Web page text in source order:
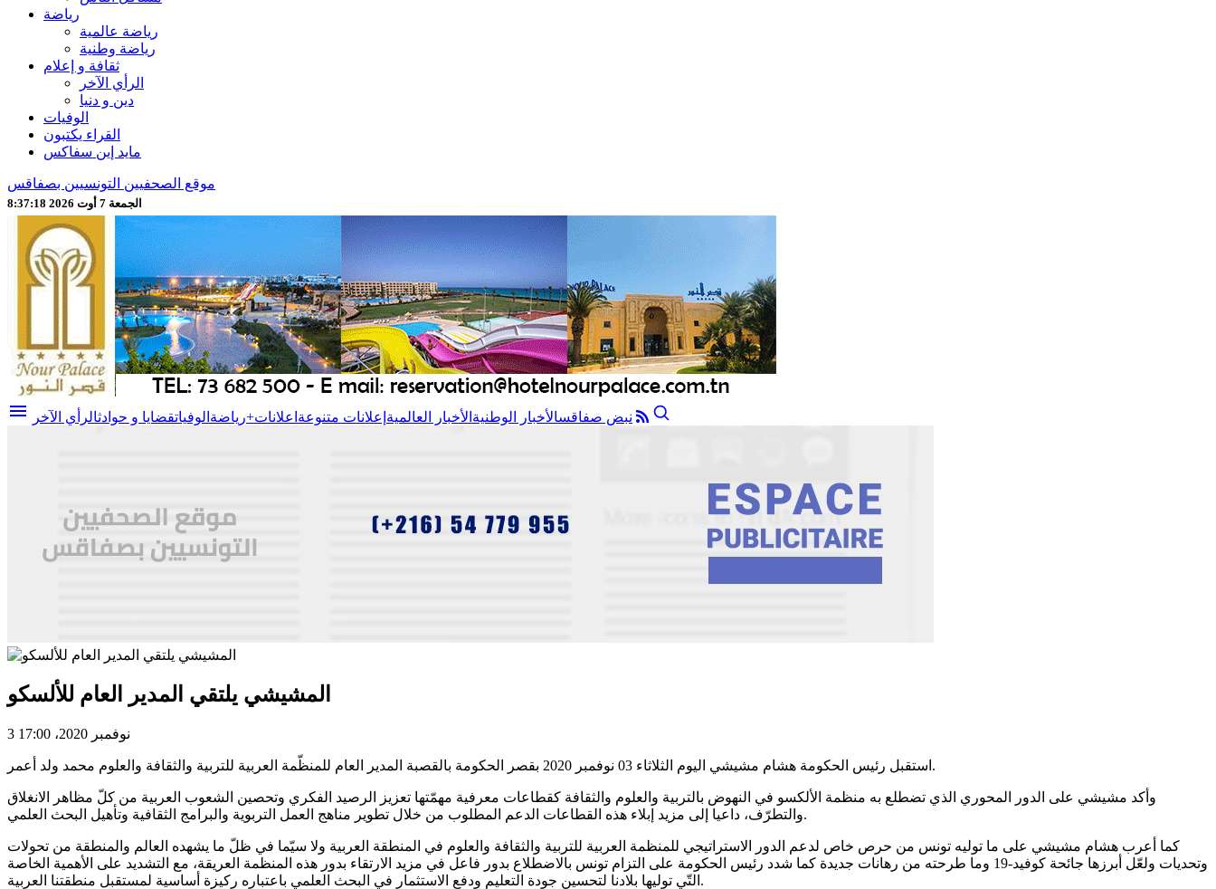
رياضة
رياضة عالمية
رياضة وطنية
ثقافة و إعلام
الرأي الآخر
دين و دنيا
الوفيات
القراء يكتبون
مايد إين سفاكس
موقع الصحفيين التونسيين بصفاقس
الجمعة 7 أوت 2026 8:37:20
menu نبض صفاقسالأخبار الوطنية الأخبار العالمية إعلانات متنوعة اعلانات+رياضة الوفياتقضايا و حوادثالرأي الآخر
المشيشي يلتقي المدير العام للألسكو
3 نوفمبر 2020، 17:00
استقبل رئيس الحكومة هشام مشيشي اليوم الثلاثاء 03 نوفمبر 2020 بقصر الحكومة بالقصبة المدير العام للمنظّمة العربية للتربية والثقافة والعلوم محمد ولد أعمر.
وأكد مشيشي على الدور المحوري الذي تضطلع به منظمة الألكسو في النهوض بالتربية والعلوم والثقافة كقطاعات معرفية مهمّتها تعزيز الرصيد الفكري وتحصين الشعوب العربية من كلّ مظاهر الانغلاق
والتطرّف، داعيا إلى مزيد إبلاء هذه القطاعات الدعم المطلوب من خلال تطوير مناهج العمل التربوية والبرامج الثقافية وتأهيل البحث العلمي.
كما أعرب هشام مشيشي على ما توليه تونس من حرص خاص لدعم الدور الاستراتيجي للمنظمة العربية للتربية والثقافة والعلوم في المنطقة العربية ولا سيّما في ظلّ ما يشهده العالم والمنطقة من تحولات
وتحديات ولعّل أبرزها جائحة كوفيد-19 وما طرحته من رهانات جديدة كما شدد رئيس الحكومة على التزام تونس بالاضطلاع بدور فاعل في مزيد الارتقاء بدور هذه المنظمة العريقة، مع التشديد على الأهمية الخاصة
التّي توليها بلادنا لتحسين جودة التعليم ودفع الاستثمار في البحث العلمي باعتباره ركيزة أساسية لمستقبل منطقتنا العربية.